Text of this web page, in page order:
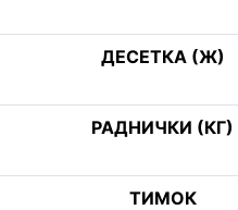
ДЕСЕТКА (Ж)
РАДНИЧКИ (КГ)
ТИМОК